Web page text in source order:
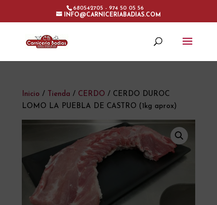
680542705 - 974 50 05 56
INFO@CARNICERIABADIAS.COM
Inicio / Tienda / CERDO / CERDO DUROC
LOMO LA PUEBLA DE CASTRO (1kg aprox)